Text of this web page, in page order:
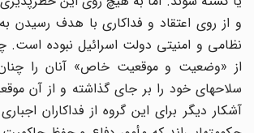
و از روی اعتقاد و فداکاری با هدف رسیدن
نظامی و امنیتی دولت اسرائیل نبوده است.
از «وضعیت و موقعیت خاص» آنان را چنان
سلاحهای خود را بر جای گذاشته و از آن
آشکار دیگر برای این گروه از فداکاران اجباری